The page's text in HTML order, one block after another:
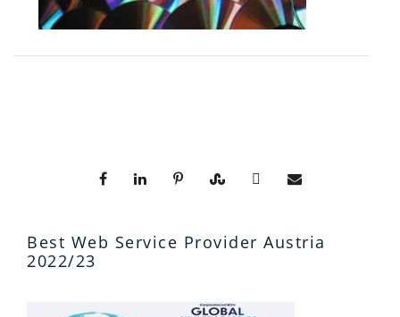
Best Web Service Provider Austria
2022/23